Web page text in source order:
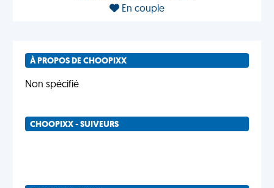
En couple
À PROPOS DE CHOOPIXX
Non spécifié
CHOOPIXX - SUIVEURS